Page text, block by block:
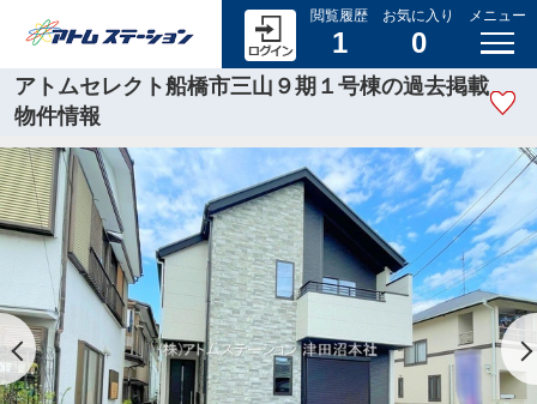
閲覧履歴
1
お気に入り
0
メニュー
アトムセレクト船橋市三山９期１号棟の過去掲載
物件情報